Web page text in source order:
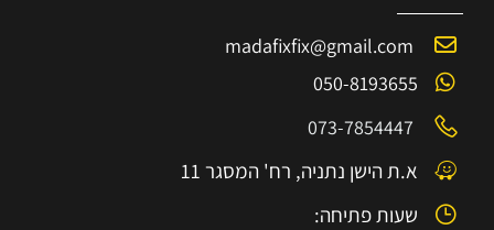
madafixfix@gmail.com
050-8193655
073-7854447
א.ת הישן נתניה, רח' המסגר 11
שעות פתיחה: